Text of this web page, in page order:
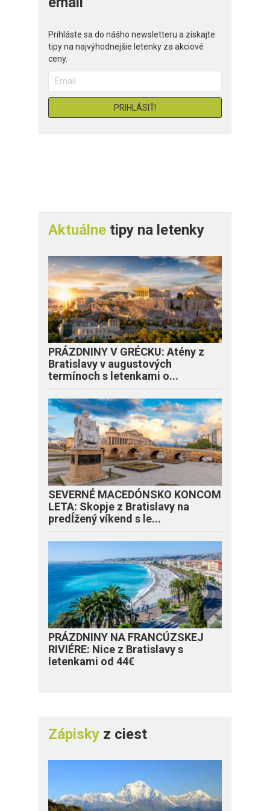
Prihláste sa do nášho newsletteru a získajte
tipy na najvýhodnejšie letenky za akciové
ceny.
Aktuálne tipy na letenky
PRÁZDNINY V GRÉCKU: Atény z
Bratislavy v augustových
termínoch s letenkami o...
SEVERNÉ MACEDÓNSKO KONCOM
LETA: Skopje z Bratislavy na
predĺžený víkend s le...
PRÁZDNINY NA FRANCÚZSKEJ
RIVIÉRE: Nice z Bratislavy s
letenkami od 44€
Zápisky z ciest